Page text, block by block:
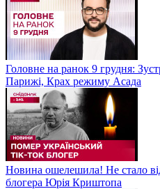
Головне на ранок 9 грудня:
Парижі, Крах режиму Асада
Новина ошелешила! Не стало
блогера Юрія Криштопа